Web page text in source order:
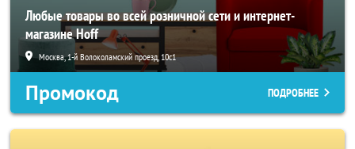
Любые товары во всей розничной сети и интернет-
магазине Hoff
Москва, 1-й Волоколамский проезд, 10с1
Промокод ПОДРОБНЕЕ